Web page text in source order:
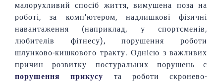
малорухливий спосіб життя, вимушена поза на
роботі, за комп'ютером, надлишкові фізичні
навантаження (наприклад, у спортсменів,
любителів фітнесу), порушення роботи
шлунково-кишкового тракту. Однією з важливих
причин розвитку постуральних порушень є
порушення прикусу та роботи скронево-